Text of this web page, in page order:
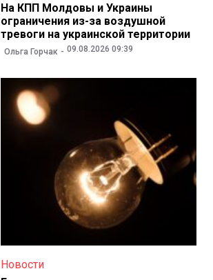
На КПП Молдовы и Украины
ограничения из-за воздушной
тревоги на украинской территории
Ольга Горчак 09.08.2026 09:39
Новости